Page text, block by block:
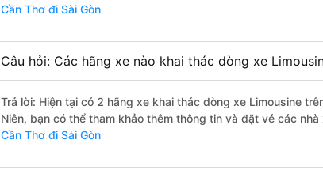
Cần Thơ đi Sài Gòn
Câu hỏi: Các hãng xe nào khai thác dòng xe
Trả lời: Hiện tại có 2 hãng xe khai thác dòng xe Limousine
Niên, bạn có thể tham khảo thêm thông tin và đặt vé các
Cần Thơ đi Sài Gòn